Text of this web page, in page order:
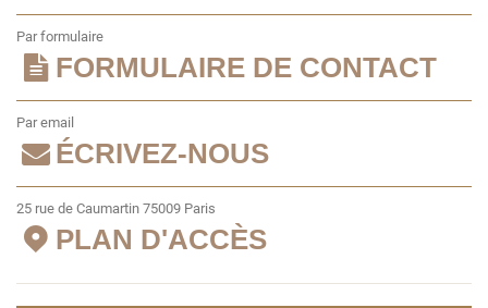
Par formulaire
FORMULAIRE DE CONTACT
Par email
ÉCRIVEZ-NOUS
25 rue de Caumartin 75009 Paris
PLAN D'ACCÈS